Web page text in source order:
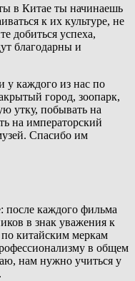
в Китае ты начинаешь
к их культуре, не
добиться успеха,
благодарны и
у каждого из нас по
город, зоопарк,
утку, побывать на
на императорский
Спасибо им
после каждого фильма
в знак уважения к
китайским меркам
в общем
нам нужно учиться у